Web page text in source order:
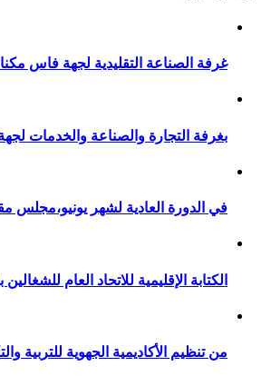
غرفة الصناعة التقليدية لجهة فاس
بغرفة التجارة والصناعة والخدمات
في الدورة العادية لشهر يونيو،مجلس
الكتابة الإقليمية للاتحاد العام
من تنظيم الأكاديمية الجهوية